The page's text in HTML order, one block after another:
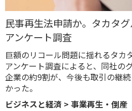
民事再生法申請か。タカタ
アンケート調査
巨額のリコール問題に揺れるタカ
アンケート調査によると、同社の
企業の約9割が、今後も取引の継
かった。
ビジネスと経済 > 事業再生・倒産